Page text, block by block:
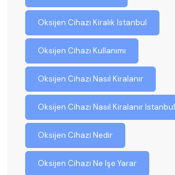
Oksijen Cihazı Kiralık Istanbul
Oksijen Cihazı Kullanımı
Oksijen Cihazı Nasıl Kiralanır
Oksijen Cihazı Nasıl Kiralanır Istanbul
Oksijen Cihazı Nedir
Oksijen Cihazı Ne Işe Yarar